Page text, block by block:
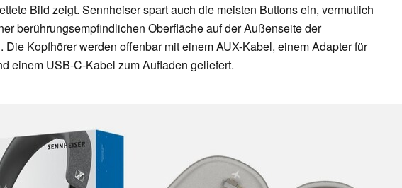
Bild zeigt. Sennheiser spart auch die meisten Buttons ein, vermutlich
berührungsempfindlichen Oberfläche auf der Außenseite der
Die Kopfhörer werden offenbar mit einem AUX-Kabel, einem Adapter für
einem USB-C-Kabel zum Aufladen geliefert.